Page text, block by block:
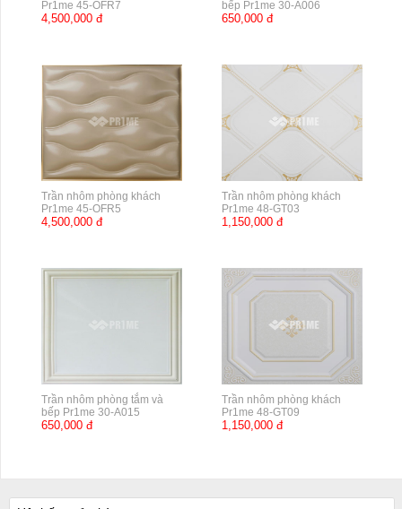
Pr1me 45-OFR7
4,500,000 đ
bếp Pr1me 30-A006
650,000 đ
Trần nhôm phòng khách
Pr1me 45-OFR5
4,500,000 đ
Trần nhôm phòng khách
Pr1me 48-GT03
1,150,000 đ
Trần nhôm phòng tắm và
bếp Pr1me 30-A015
650,000 đ
Trần nhôm phòng khách
Pr1me 48-GT09
1,150,000 đ